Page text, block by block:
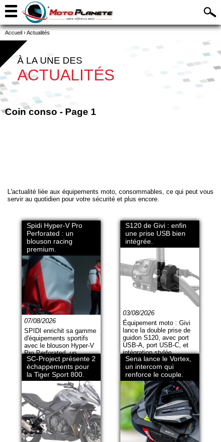
Accueil ›Actualités
À LA UNE DES
ACTUALITÉS
Coin conso - Page 1
L'actualité liée aux équipements moto, consommables, ce qui peut vous
servir au quotidien pour votre sécurité et plus encore.
Spidi Hyper-V Pro
Perforated : un
blouson racing
premium.
07/08/2026
SPIDI enrichit sa gamme
d'équipements sportifs
avec le blouson Hyper-V
Pro Perforated, un
équipement axé sur la
sécurité et le pilotage.
S120 de Givi : enfin
une prise USB bien
intégrée.
03/08/2026
Équipement moto : Givi
lance la double prise de
guidon S120, avec port
USB-A, port USB-C, et
intégration stylée.
SC-Project présente 2
échappements pour
la Tiger Sport 800.
Sena lance le Vortex,
un intercom qui
renforce le couple.